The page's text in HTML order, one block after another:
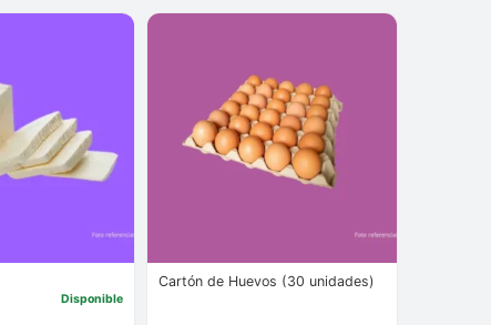
tiene
opciones
se
pueden
en
página
Disponible
Cartón de Huevos (30 unidades)